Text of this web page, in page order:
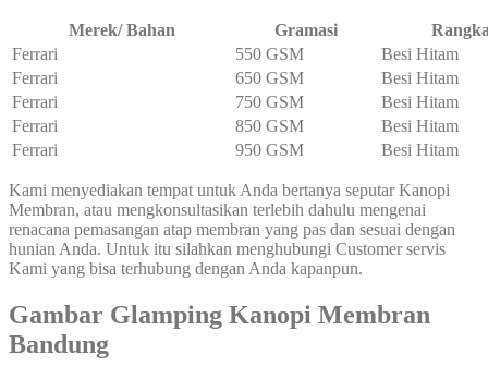
Merek/ Bahan Gramasi
Ferrari
550 GSM
Besi Hitam
Ferrari
650 GSM
Besi Hitam
Ferrari
750 GSM
Besi Hitam
Ferrari
850 GSM
Besi Hitam
Ferrari
950 GSM Besi Hitam
Kami menyediakan tempat untuk Anda bertanya seputar Kanopi
Membran, atau mengkonsultasikan terlebih dahulu mengenai
renacana pemasangan atap membran yang pas dan sesuai dengan
hunian Anda. Untuk itu silahkan menghubungi Customer servis
Kami yang bisa terhubung dengan Anda kapanpun.
Gambar Glamping Kanopi Membran
Bandung